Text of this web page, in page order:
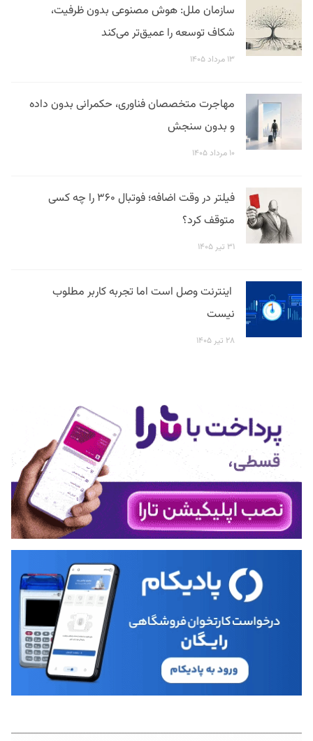
سازمان ملل: هوش مصنوعی بدون ظرفیت،
شکاف توسعه را عمیق‌تر می‌کند
۱۳ مرداد ۱۴۰۵
مهاجرت متخصصان فناوری، حکمرانی بدون داده
و بدون سنجش
۱۰ مرداد ۱۴۰۵
فیلتر در وقت اضافه؛ فوتبال ۳۶۰ را چه کسی
متوقف کرد؟
۳۱ تیر ۱۴۰۵
اینترنت وصل است اما تجربه کاربر مطلوب
نیست
۲۸ تیر ۱۴۰۵